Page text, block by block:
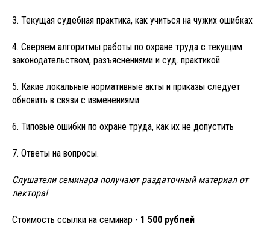
3. Текущая судебная практика, как учиться на чужих ошибках
4. Сверяем алгоритмы работы по охране труда с текущим
законодательством, разъяснениями и суд. практикой
5. Какие локальные нормативные акты и приказы следует
обновить в связи с изменениями
6. Типовые ошибки по охране труда, как их не допустить
7. Ответы на вопросы.
Слушатели семинара получают раздаточный материал от
лектора!
Стоимость ссылки на семинар - 1 500 рублей